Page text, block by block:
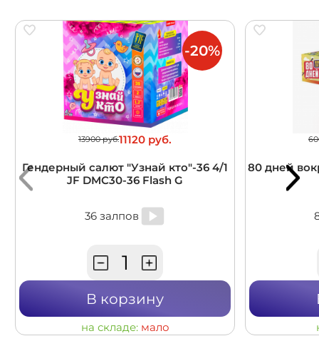
13900 руб.11120 руб.
Гендерный салют "Узнай кто"-36 4/1
JF DMC30-36 Flash G
36 залпов
В корзину
на складе: мало
-20%
80 дней